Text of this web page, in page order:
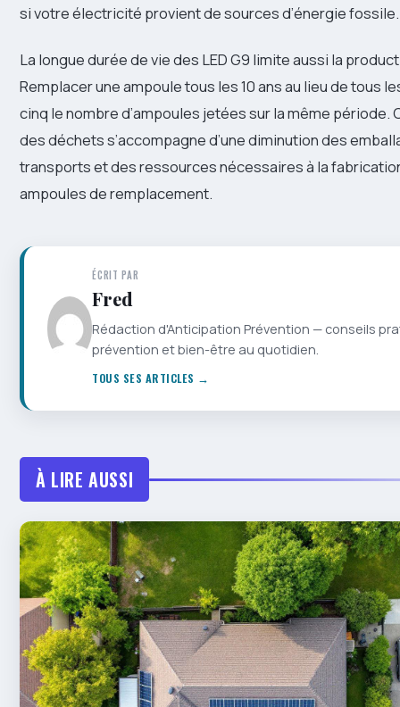
si votre électricité provient de sources d’énergie fossile.
La longue durée de vie des LED G9 limite aussi la
Remplacer une ampoule tous les 10 ans au lieu de tous
cinq le nombre d’ampoules jetées sur la même période.
des déchets s’accompagne d’une diminution des
transports et des ressources nécessaires à la
ampoules de remplacement.
ÉCRIT PAR
Fred
Rédaction d'Anticipation Prévention — conseils
prévention et bien-être au quotidien.
TOUS SES ARTICLES →
À LIRE AUSSI